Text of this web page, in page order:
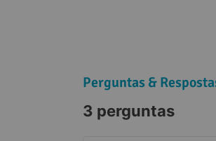
Perguntas &
3 perguntas